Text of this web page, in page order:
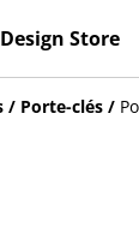
Store
/ Porte-clés /